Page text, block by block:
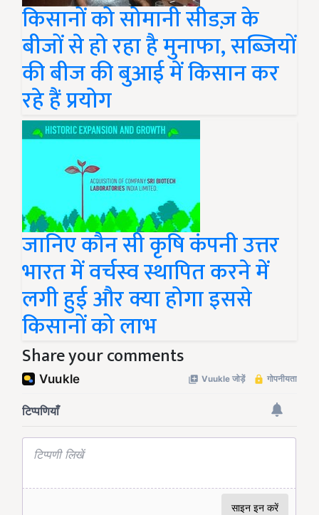
किसानों को सोमानी सीडज़ के
बीजों से हो रहा है मुनाफा, सब्जियों
की बीज की बुआई में किसान कर
रहे हैं प्रयोग
जानिए कौन सी कृषि कंपनी उत्तर
भारत में वर्चस्व स्थापित करने में
लगी हुई और क्या होगा इससे
किसानों को लाभ
Share your comments